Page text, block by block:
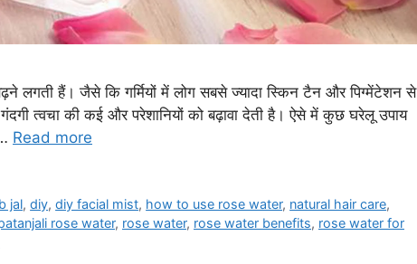
लगती हैं। जैसे कि गर्मियों में लोग सबसे ज्यादा स्किन टैन और पिग्मेंटेशन से
त्वचा की कई और परेशानियों को बढ़ावा देती है। ऐसे में कुछ घरेलू उपाय
Read more
jal,diy,diy facial mist, how to use rose water, natural hair care,
rose water, rose water, rose water benefits, rose water for